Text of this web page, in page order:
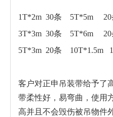
1T*2m 30条 5T*5m 20
3T*3m 30条 5T*6m 20
5T*3m 20条 10T*1.5m
客户对正申吊装带给予了
带柔性好，易弯曲，使用
高并且不会毁伤被吊物件